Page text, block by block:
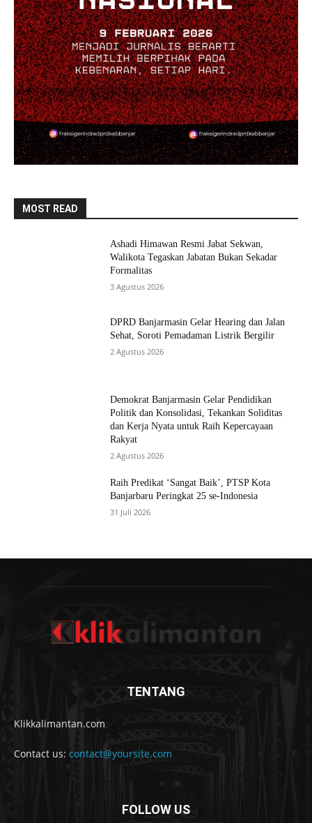
MOST READ
Ashadi Himawan Resmi Jabat Sekwan,
Walikota Tegaskan Jabatan Bukan Sekadar
Formalitas
3 Agustus 2026
DPRD Banjarmasin Gelar Hearing dan Jalan
Sehat, Soroti Pemadaman Listrik Bergilir
2 Agustus 2026
Demokrat Banjarmasin Gelar Pendidikan
Politik dan Konsolidasi, Tekankan Soliditas
dan Kerja Nyata untuk Raih Kepercayaan
Rakyat
2 Agustus 2026
Raih Predikat ‘Sangat Baik’, PTSP Kota
Banjarbaru Peringkat 25 se-Indonesia
31 Juli 2026
TENTANG
Klikkalimantan.com
Contact us: contact@yoursite.com
FOLLOW US